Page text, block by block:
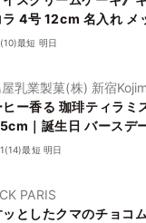
ラ 4号 12cm 名入れ メ
コプレート お中元 2026 アイ
(10)最短 明日
乳業製菓(株) 新宿
ヒー香る 珈琲ティラミ
｜誕生日 バースデ
メッセージ チョコプレー
(14)最短 明日
PARIS
としたクマのチョコ